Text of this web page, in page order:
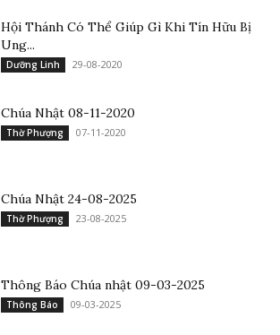
Hội Thánh Có Thể Giúp Gì Khi Tín Hữu Bị
Ung...
Dưỡng Linh 29-08-2020
Chúa Nhật 08-11-2020
Thờ Phượng 07-11-2020
Chúa Nhật 24-08-2025
Thờ Phượng 23-08-2025
Thông Báo Chúa nhật 09-03-2025
Thông Báo 09-03-2025